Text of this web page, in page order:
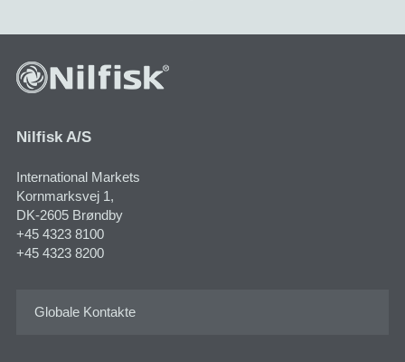
Nilfisk A/S
International Markets
Kornmarksvej 1​,
DK-2605 Brøndby
+45 4323 8100
+45 4323 8200
Globale Kontakte